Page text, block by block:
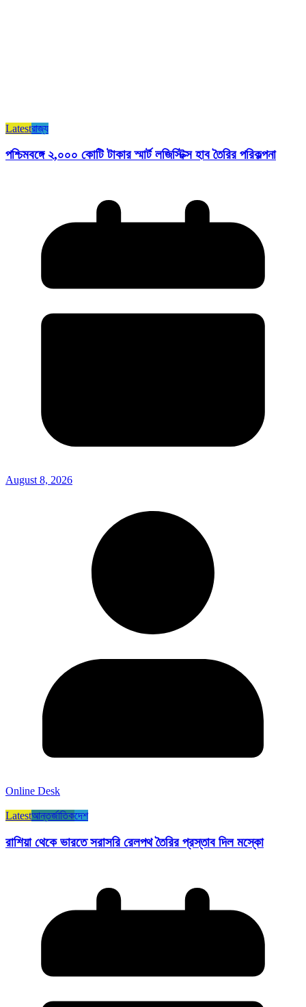
Latestরাজ্য​
পশ্চিমবঙ্গে ২,০০০ কোটি টাকার স্মার্ট লজিস্টিক্স হাব তৈরির পরিকল্পনা
August 8, 2026
Online Desk
Latestআন্তর্জাতিকদেশ
রাশিয়া থেকে ভারতে সরাসরি রেলপথ তৈরির প্রস্তাব দিল মস্কো